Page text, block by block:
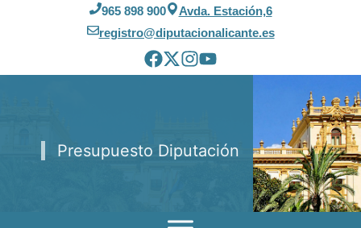
965 898 900
Avda. Estación,6
registro@diputacionalicante.es
Presupuesto Diputación